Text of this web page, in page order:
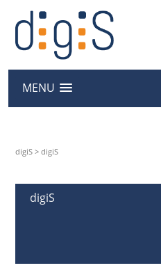
MENU
digiS >digiS
digiS